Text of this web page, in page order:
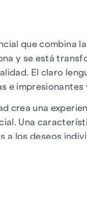
que combina
y se está
El claro
e impresionantes
crea una
Una
los deseos
restaurantes de